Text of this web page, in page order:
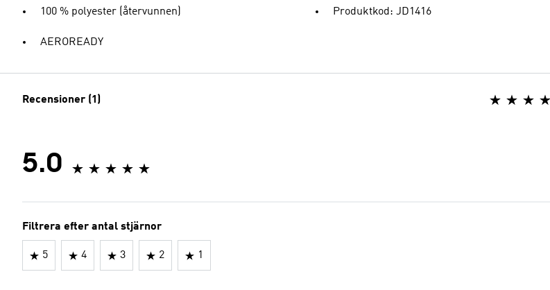
100 % polyester (återvunnen)
AEROREADY
Produktkod: JD1416
Recensioner (1)
5.0
Filtrera efter antal stjärnor
5 4 3 2 1